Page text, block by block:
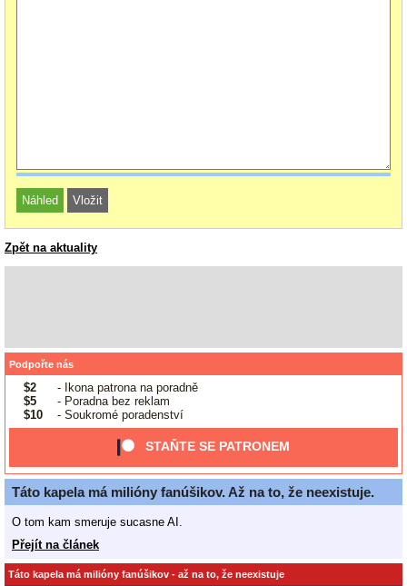
Zpět na aktuality
Podpořte nás
$2
- Ikona patrona na poradně
$5
- Poradna bez reklam
$10
- Soukromé poradenství
STAŇTE SE PATRONEM
Táto kapela má milióny fanúšikov. Až na to, že neexistuje.
O tom kam smeruje sucasne AI.
Přejít na článek
Táto kapela má milióny fanúšikov - až na to, že neexistuje